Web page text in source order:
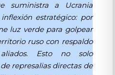
suministra a Ucrania
estratégico: por
luz verde para golpear
ruso con respaldo
Esto no solo
represalias directas de